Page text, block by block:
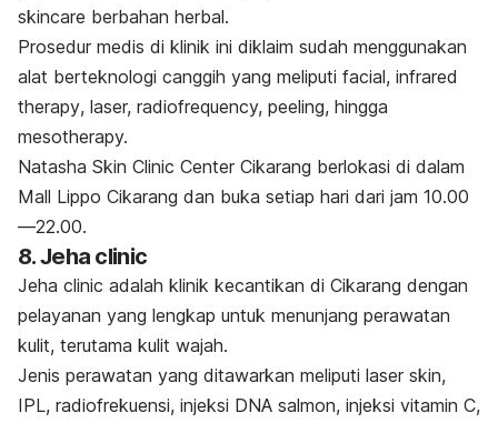
skincare berbahan herbal.
Prosedur medis di klinik ini diklaim sudah menggunakan
alat berteknologi canggih yang meliputi facial, infrared
therapy, laser, radiofrequency, peeling, hingga
mesotherapy.
Natasha Skin Clinic Center Cikarang berlokasi di dalam
Mall Lippo Cikarang dan buka setiap hari dari jam 10.00
—22.00.
8. Jeha clinic
Jeha clinic adalah klinik kecantikan di Cikarang dengan
pelayanan yang lengkap untuk menunjang perawatan
kulit, terutama kulit wajah.
Jenis perawatan yang ditawarkan meliputi laser skin,
IPL, radiofrekuensi, injeksi DNA salmon, injeksi vitamin C,